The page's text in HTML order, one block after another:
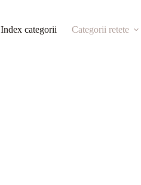
Index categorii Categorii retete